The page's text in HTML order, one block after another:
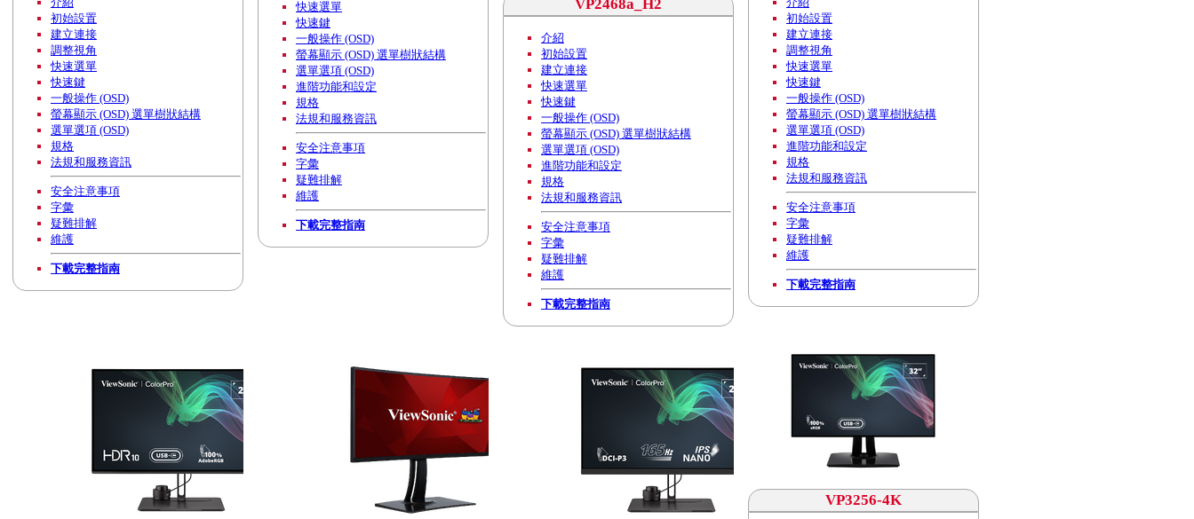
初始設置
建立連接
調整視角
快速選單
快速鍵
一般操作 (OSD)
螢幕顯示 (OSD) 選單樹狀結構
選單選項 (OSD)
規格
法規和服務資訊
安全注意事項
字彙
疑難排解
維護
下載完整指南
快速選單
快速鍵
一般操作 (OSD)
螢幕顯示 (OSD) 選單樹狀結構
選單選項 (OSD)
進階功能和設定
規格
法規和服務資訊
安全注意事項
字彙
疑難排解
維護
下載完整指南
VP2468a_H2
介紹
初始設置
建立連接
快速選單
快速鍵
一般操作 (OSD)
螢幕顯示 (OSD) 選單樹狀結構
選單選項 (OSD)
進階功能和設定
規格
法規和服務資訊
安全注意事項
字彙
疑難排解
維護
下載完整指南
初始設置
建立連接
調整視角
快速選單
快速鍵
一般操作 (OSD)
螢幕顯示 (OSD) 選單樹狀結構
選單選項 (OSD)
進階功能和設定
規格
法規和服務資訊
安全注意事項
字彙
疑難排解
維護
下載完整指南
VP3256-4K